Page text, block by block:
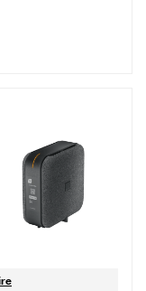
mois, Sans engagement